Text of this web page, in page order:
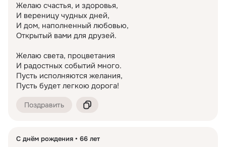
Желаю счастья, и здоровья,
И вереницу чудных дней,
И дом, наполненный любовью,
Открытый вами для друзей.
Желаю света, процветания
И радостных событий много.
Пусть исполняются желания,
Пусть будет легкою дорога!
Поздравить
С днём рождения 66 лет